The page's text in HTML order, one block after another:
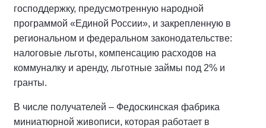
господдержку, предусмотренную народной
программой «Единой России», и закрепленную в
региональном и федеральном законодательстве:
налоговые льготы, компенсацию расходов на
коммуналку и аренду, льготные займы под 2% и
гранты.
В числе получателей – Федоскинская фабрика
миниатюрной живописи, которая работает в